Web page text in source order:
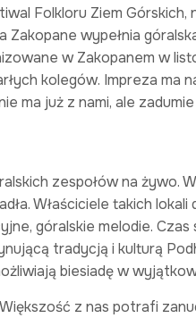
Folkloru Ziem Górskich,
wypełnia
w Zakopanem w
kolegów. Impreza ma
ma już z nami, ale
zespołów na żywo.
Właściciele takich
góralskie melodie. Czas
tradycją i kulturą
biesiadę w
z nas potrafi